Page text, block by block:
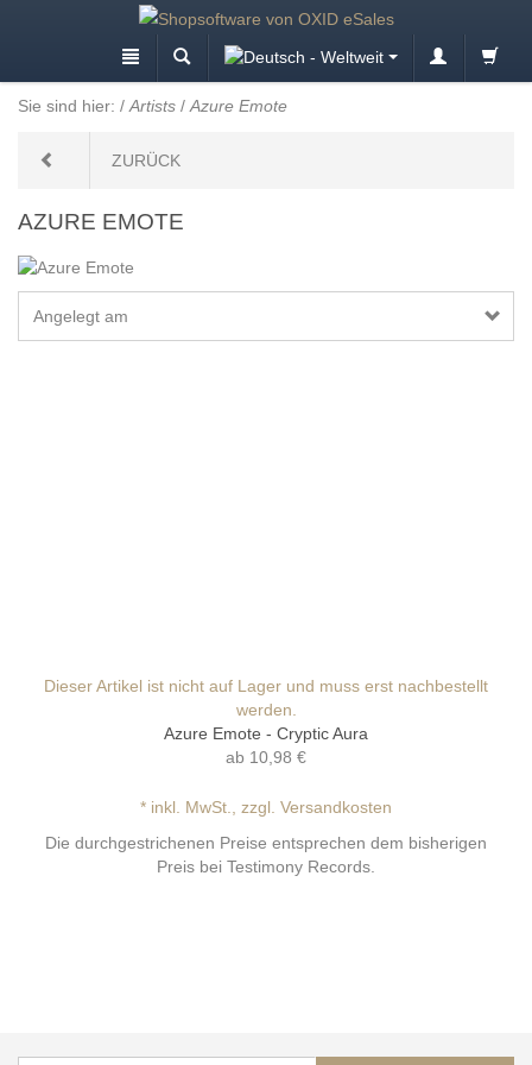
Sie sind hier: / Artists / Azure Emote
ZURÜCK
AZURE EMOTE
Angelegt am
Dieser Artikel ist nicht auf Lager und muss erst nachbestellt
werden.
Azure Emote - Cryptic Aura
ab 10,98 €
* inkl. MwSt., zzgl. Versandkosten
Die durchgestrichenen Preise entsprechen dem bisherigen
Preis bei Testimony Records.